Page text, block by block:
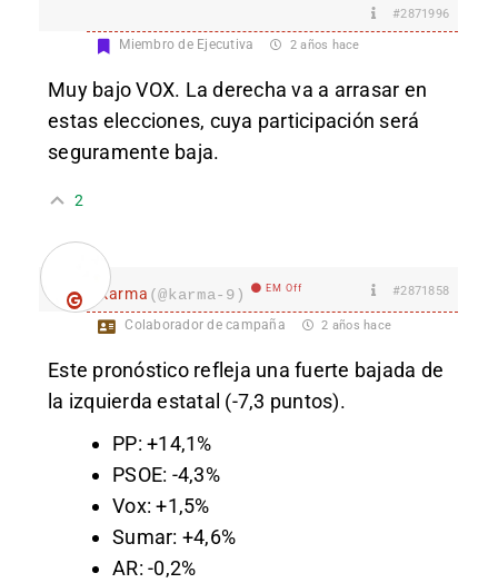
#2871996
Miembro de Ejecutiva 2 años hace
Muy bajo VOX. La derecha va a arrasar en
estas elecciones, cuya participación será
seguramente baja.
2
karma (@karma-9) EM Off #2871858
Colaborador de campaña 2 años hace
Este pronóstico refleja una fuerte bajada de
la izquierda estatal (-7,3 puntos).
PP: +14,1%
PSOE: -4,3%
Vox: +1,5%
Sumar: +4,6%
AR: -0,2%